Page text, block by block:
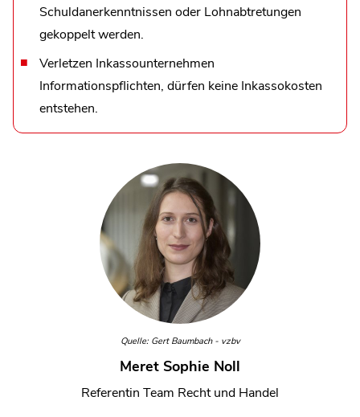
Schuldanerkenntnissen oder Lohnabtretungen
gekoppelt werden.
Verletzen Inkassounternehmen
Informationspflichten, dürfen keine Inkassokosten
entstehen.
Quelle: Gert Baumbach - vzbv
Meret Sophie Noll
Referentin Team Recht und Handel